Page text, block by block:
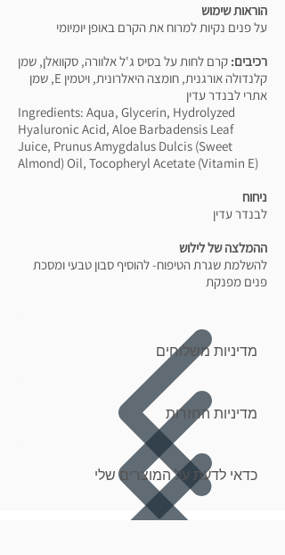
הוראות שימוש
על פנים נקיות למרוח את הקרם באופן יומיומי
רכיבים: קרם לחות על בסיס ג'ל אלוורה, סקוואלן, שמן
קלנדולה אורגנית, חומצה היאלרונית, ויטמין E, שמן
אתרי לבנדר עדין
Ingredients: Aqua, Glycerin, Hydrolyzed
Hyaluronic Acid, Aloe Barbadensis Leaf
Juice, Prunus Amygdalus Dulcis (Sweet
Almond) Oil, Tocopheryl Acetate (Vitamin E)
ניחוח
לבנדר עדין
ההמלצה של לילוש
להשלמת שגרת הטיפוח- להוסיף סבון טבעי ומסכת
פנים מפנקת
מדיניות משלוחים
מדיניות החזרות
כדאי לדעת על המוצרים שלי